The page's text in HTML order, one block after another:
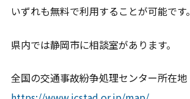
いずれも無料で利用することが可能です。
県内では静岡市に相談室があります。
全国の交通事故紛争処理センター所在地